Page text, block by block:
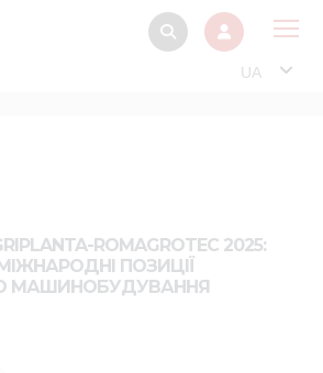
UA
ROMAGROTEC 2025:
ПОЗИЦІЇ
МАШИНОБУДУВАННЯ